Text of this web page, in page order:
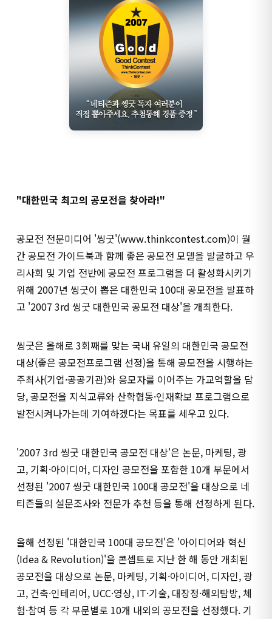
"대한민국 최고의 공모전을 찾아라!"
공모전 전문미디어 '씽굿'(www.thinkcontest.com)이 월
간 공모전 가이드북과 함께 좋은 공모전 모델을 발굴하고 우
리사회 및 기업 전반에 공모전 프로그램을 더 활성화시키기
위해 2007년 씽굿이 뽑은 대한민국 100대 공모전을 발표하
고 '2007 3rd 씽굿 대한민국 공모전 대상'을 개최한다.
씽굿은 올해로 3회째를 맞는 국내 유일의 대한민국 공모전
대상(좋은 공모전프로그램 선정)을 통해 공모전을 시행하는
주최사(기업·공공기관)와 응모자를 이어주는 가교역할을 담
당, 공모전을 지식교류와 산학협동·인재확보 프로그램으로
발전시켜나가는데 기여하겠다는 목표를 세우고 있다.
'2007 3rd 씽굿 대한민국 공모전 대상'은 논문, 마케팅, 광
고, 기획·아이디어, 디자인 공모전을 포함한 10개 부문에서
선정된 '2007 씽굿 대한민국 100대 공모전'을 대상으로 네
티즌들의 설문조사와 전문가 추천 등을 통해 선정하게 된다.
올해 선정된 '대한민국 100대 공모전'은 '아이디어와 혁신
(Idea & Revolution)'을 콘셉트로 지난 한 해 동안 개최된
공모전을 대상으로 논문, 마케팅, 기획·아이디어, 디자인, 광
고, 건축·인테리어, UCC·영상, IT·기술, 대장정·해외탐방, 체
험·참여 등 각 부문별로 10개 내외의 공모전을 선정했다. 기